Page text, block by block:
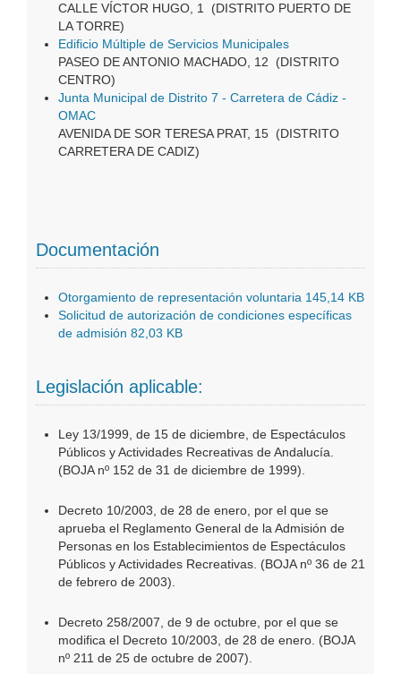
CALLE VÍCTOR HUGO, 1 (DISTRITO PUERTO DE
LA TORRE)
Edificio Múltiple de Servicios Municipales
PASEO DE ANTONIO MACHADO, 12 (DISTRITO
CENTRO)
Junta Municipal de Distrito 7 - Carretera de Cádiz -
OMAC
AVENIDA DE SOR TERESA PRAT, 15 (DISTRITO
CARRETERA DE CADIZ)
Documentación
Otorgamiento de representación voluntaria 145,14 KB
Solicitud de autorización de condiciones específicas
de admisión 82,03 KB
Legislación aplicable:
Ley 13/1999, de 15 de diciembre, de Espectáculos
Públicos y Actividades Recreativas de Andalucía.
(BOJA nº 152 de 31 de diciembre de 1999).
Decreto 10/2003, de 28 de enero, por el que se
aprueba el Reglamento General de la Admisión de
Personas en los Establecimientos de Espectáculos
Públicos y Actividades Recreativas. (BOJA nº 36 de 21
de febrero de 2003).
Decreto 258/2007, de 9 de octubre, por el que se
modifica el Decreto 10/2003, de 28 de enero. (BOJA
nº 211 de 25 de octubre de 2007).